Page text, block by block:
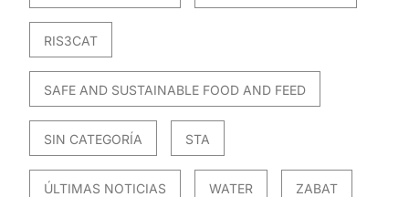
RIS3CAT
SAFE AND SUSTAINABLE FOOD AND FEED
SIN CATEGORÍA STA
ÚLTIMAS NOTICIAS WATER ZABAT